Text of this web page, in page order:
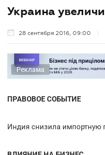
Украина
28 сентября 2016, 09:00
Реклама
ПРАВОВОЕ СОБЫТИЕ
Индия снизила импортную